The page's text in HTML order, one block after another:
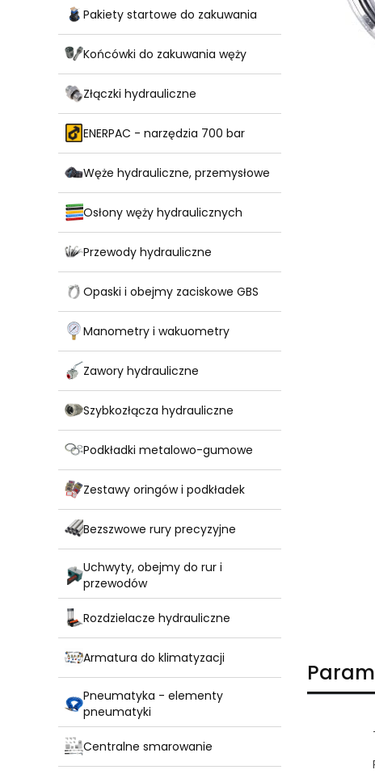
Pakiety startowe do zakuwania
Końcówki do zakuwania węży
Złączki hydrauliczne
ENERPAC - narzędzia 700 bar
Węże hydrauliczne, przemysłowe
Osłony węży hydraulicznych
Przewody hydrauliczne
Opaski i obejmy zaciskowe GBS
Manometry i wakuometry
Zawory hydrauliczne
Szybkozłącza hydrauliczne
Podkładki metalowo-gumowe
Zestawy oringów i podkładek
Bezszwowe rury precyzyjne
Uchwyty, obejmy do rur i
przewodów
Rozdzielacze hydrauliczne
Armatura do klimatyzacji
Pneumatyka - elementy
pneumatyki
Centralne smarowanie